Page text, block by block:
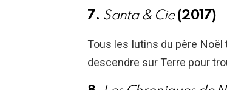
7. Santa & Cie(2017)
Tous les lutins du père
descendre sur Terre pour